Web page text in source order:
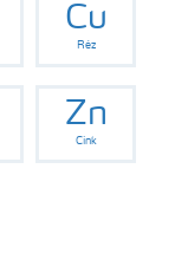
Cu
Réz
Zn
Cink